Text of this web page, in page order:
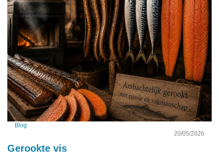
Blog
20/05/2026
Gerookte vis